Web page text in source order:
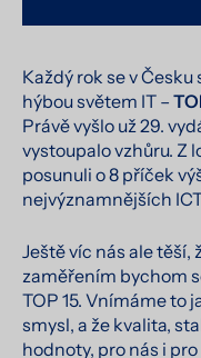
Každý rok se v
hýbou světem IT –
Právě vyšlo už 29.
vystoupalo vzhůru. Z
posunuli o 8 příček
nejvýznamnějších
Ještě víc nás ale těší,
zaměřením bychom
TOP 15. Vnímáme to
smysl, a že kvalita,
hodnoty, pro nás i